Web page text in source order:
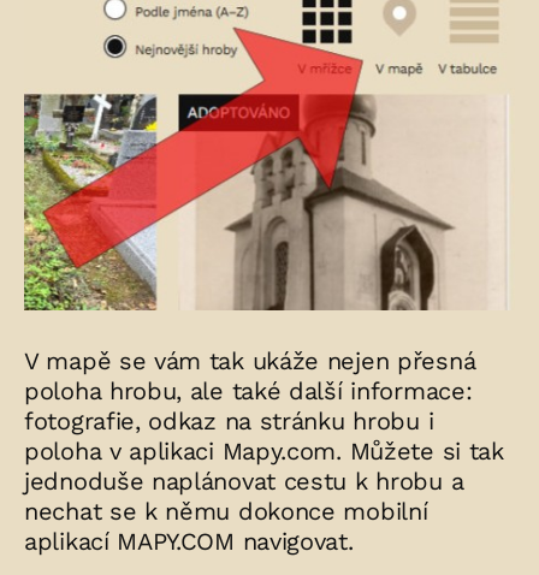
V mapě se vám tak ukáže nejen přesná
poloha hrobu, ale také další informace:
fotografie, odkaz na stránku hrobu i
poloha v aplikaci Mapy.com. Můžete si tak
jednoduše naplánovat cestu k hrobu a
nechat se k němu dokonce mobilní
aplikací MAPY.COM navigovat.